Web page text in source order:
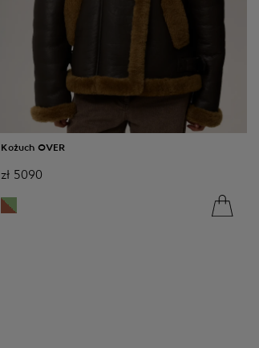
Kożuch OVER
zł 5090